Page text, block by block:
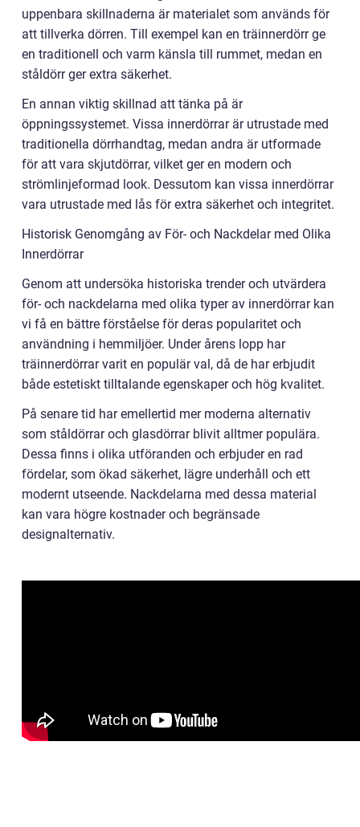
uppenbara skillnaderna är materialet som används för
att tillverka dörren. Till exempel kan en träinnerdörr ge
en traditionell och varm känsla till rummet, medan en
ståldörr ger extra säkerhet.
En annan viktig skillnad att tänka på är
öppningssystemet. Vissa innerdörrar är utrustade med
traditionella dörrhandtag, medan andra är utformade
för att vara skjutdörrar, vilket ger en modern och
strömlinjeformad look. Dessutom kan vissa innerdörrar
vara utrustade med lås för extra säkerhet och integritet.
Historisk Genomgång av För- och Nackdelar med Olika
Innerdörrar
Genom att undersöka historiska trender och utvärdera
för- och nackdelarna med olika typer av innerdörrar kan
vi få en bättre förståelse för deras popularitet och
användning i hemmiljöer. Under årens lopp har
träinnerdörrar varit en populär val, då de har erbjudit
både estetiskt tilltalande egenskaper och hög kvalitet.
På senare tid har emellertid mer moderna alternativ
som ståldörrar och glasdörrar blivit alltmer populära.
Dessa finns i olika utföranden och erbjuder en rad
fördelar, som ökad säkerhet, lägre underhåll och ett
modernt utseende. Nackdelarna med dessa material
kan vara högre kostnader och begränsade
designalternativ.